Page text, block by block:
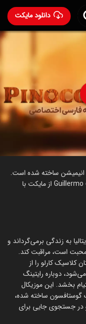
دانلود مایکت
- Guillermo del
دل تورو در سال 2022 در ژانر انیمیشن ساخته شده است.
تماشای آنلاین و رایگان Guillermo del Toro s Pinocchio از مایکت با
به زندگی برمی‌گرداند و
است، مراقبت کند.
کلاسیک کارلو را از
دوباره رایتینگ
بخشد. این موزیکال
گوستافسون ساخته شده،
در جستجوی جایی برای